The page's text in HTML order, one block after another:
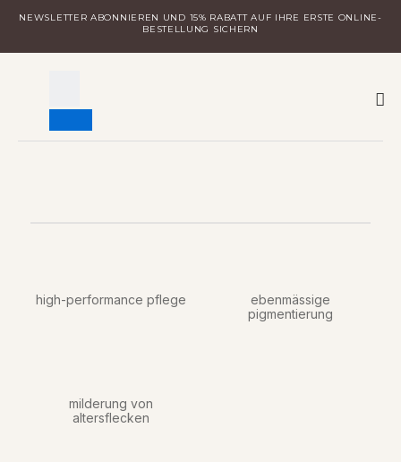
InhaltNEWSLETTER ABONNIEREN UND 15% RABATT AUF IHRE ERSTE ONLINE-
BESTELLUNG SICHERN
high-performance pflege
ebenmässige
pigmentierung
milderung von
altersflecken